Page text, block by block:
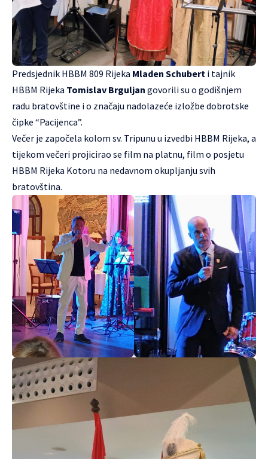
Predsjednik HBBM 809 Rijeka Mladen Schubert i tajnik
HBBM Rijeka Tomislav Brguljan govorili su o godišnjem
radu bratovštine i o značaju nadolazeće izložbe dobrotske
čipke “Pacijenca”.
Večer je započela kolom sv. Tripunu u izvedbi HBBM Rijeka, a
tijekom večeri projicirao se film na platnu, film o posjetu
HBBM Rijeka Kotoru na nedavnom okupljanju svih
bratovština.